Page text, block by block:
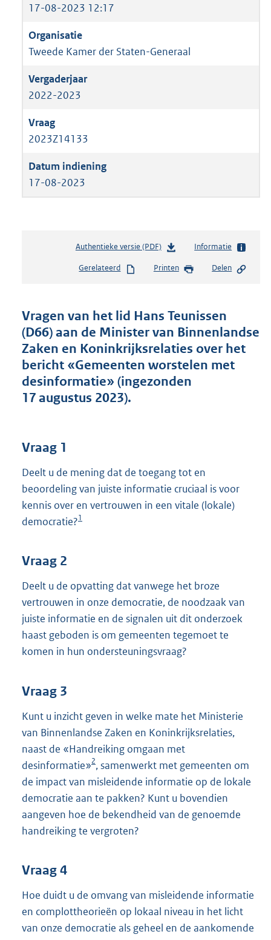
17-08-2023 12:17
Tweede Kamer der Staten-Generaal
2022-2023
2023Z14133
17-08-2023
Authentieke versie (PDF)b
s
d
s
g
r
o
K
b
Informatie
Gerelateerd Printen Delen
Vragen van het lid Hans Teunissen
(D66) aan de Minister van Binnenlandse
Zaken en Koninkrijksrelaties over het
bericht «Gemeenten worstelen met
desinformatie» (ingezonden
17 augustus 2023).
Vraag 1
Deelt u de mening dat de toegang tot en
beoordeling van juiste informatie cruciaal is voor
kennis over en vertrouwen in een vitale (lokale)
democratie?1
Vraag 2
Deelt u de opvatting dat vanwege het broze
vertrouwen in onze democratie, de noodzaak van
juiste informatie en de signalen uit dit onderzoek
haast geboden is om gemeenten tegemoet te
komen in hun ondersteuningsvraag?
Vraag 3
Kunt u inzicht geven in welke mate het Ministerie
van Binnenlandse Zaken en Koninkrijksrelaties,
naast de «Handreiking omgaan met
desinformatie»2, samenwerkt met gemeenten om
de impact van misleidende informatie op de lokale
democratie aan te pakken? Kunt u bovendien
aangeven hoe de bekendheid van de genoemde
handreiking te vergroten?
Vraag 4
Hoe duidt u de omvang van misleidende informatie
en complottheorieën op lokaal niveau in het licht
van onze democratie als geheel en de aankomende